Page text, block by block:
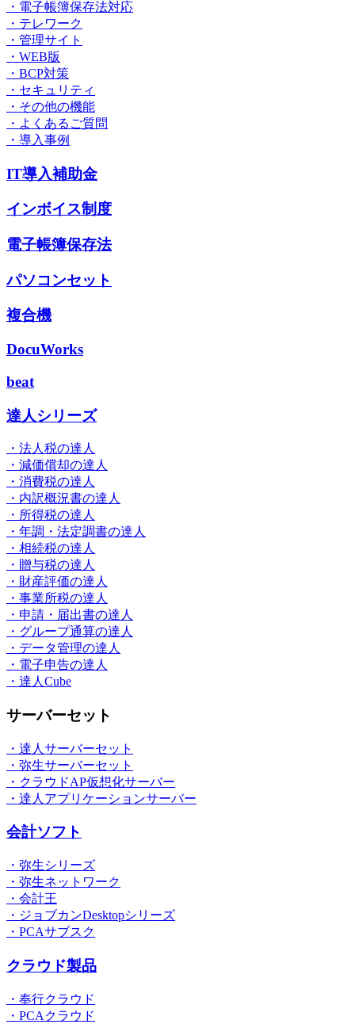
・電子帳簿保存法対応
・テレワーク
・管理サイト
・WEB版
・BCP対策
・セキュリティ
・その他の機能
・よくあるご質問
・導入事例
IT導入補助金
インボイス制度
電子帳簿保存法
パソコンセット
複合機
DocuWorks
beat
達人シリーズ
・法人税の達人
・減価償却の達人
・消費税の達人
・内訳概況書の達人
・所得税の達人
・年調・法定調書の達人
・相続税の達人
・贈与税の達人
・財産評価の達人
・事業所税の達人
・申請・届出書の達人
・グループ通算の達人
・データ管理の達人
・電子申告の達人
・達人Cube
サーバーセット
・達人サーバーセット
・弥生サーバーセット
・クラウドAP仮想化サーバー
・達人アプリケーションサーバー
会計ソフト
・弥生シリーズ
・弥生ネットワーク
・会計王
・ジョブカンDesktopシリーズ
・PCAサブスク
クラウド製品
・奉行クラウド
・PCAクラウド